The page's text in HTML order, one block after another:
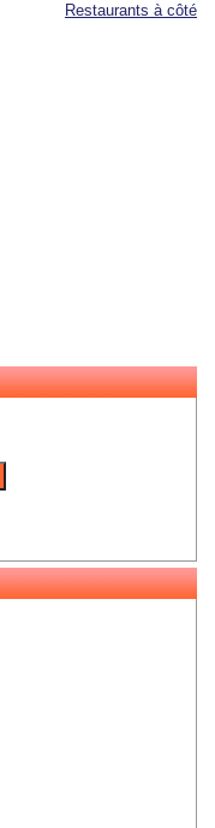
Restaurants à côté